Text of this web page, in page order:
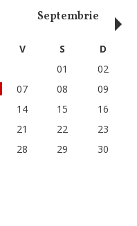
Septembrie
V S
D
01
02
07 08
09
14 15
16
21 22
23
28 29
30